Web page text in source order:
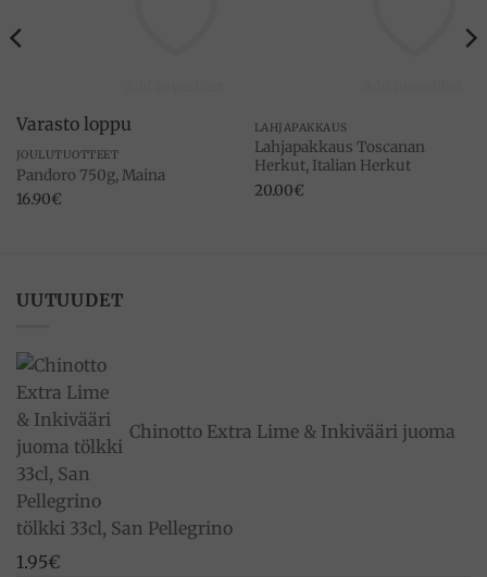
Varasto loppu
JOULUTUOTTEET
Pandoro 750g, Maina
16.90€
LAHJAPAKKAUS
Lahjapakkaus Toscanan
Herkut, Italian Herkut
20.00€
UUTUUDET
Chinotto Extra Lime & Inkivääri juoma
tölkki 33cl, San Pellegrino
1.95€